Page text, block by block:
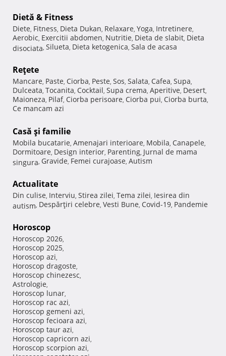
Dietă & Fitness
Diete, Fitness, Dieta Dukan, Relaxare, Yoga, Intretinere,
Aerobic, Exercitii abdomen, Nutritie, Dieta de slabit, Dieta
disociata, Silueta, Dieta ketogenica, Sala de acasa
Reţete
Mancare, Paste, Ciorba, Peste, Sos, Salata, Cafea, Supa,
Dulceata, Tocanita, Cocktail, Supa crema, Aperitive, Desert,
Maioneza, Pilaf, Ciorba perisoare, Ciorba pui, Ciorba burta,
Ce mancam azi
Casă şi familie
Mobila bucatarie, Amenajari interioare, Mobila, Canapele,
Dormitoare, Design interior, Parenting, Jurnal de mama
singura, Gravide, Femei curajoase, Autism
Actualitate
Din culise, Interviu, Stirea zilei, Tema zilei, Iesirea din
autism, Despărţiri celebre, Vesti Bune, Covid-19, Pandemie
Horoscop
Horoscop 2026,
Horoscop 2025,
Horoscop azi,
Horoscop dragoste,
Horoscop chinezesc,
Astrologie,
Horoscop lunar,
Horoscop rac azi,
Horoscop gemeni azi,
Horoscop fecioara azi,
Horoscop taur azi,
Horoscop capricorn azi,
Horoscop scorpion azi,